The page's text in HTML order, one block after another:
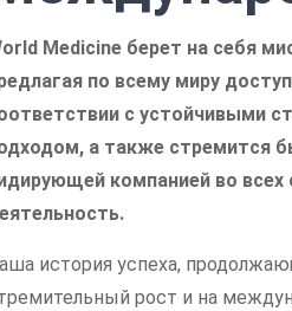
Medicine берет на себя
по всему миру
с устойчивыми
а также стремится
компанией во всех
история успеха,
рост и на